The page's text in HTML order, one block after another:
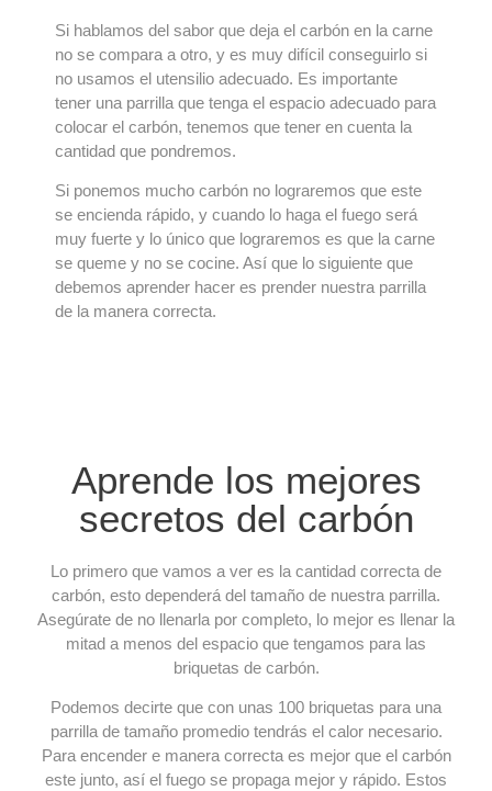
Si hablamos del sabor que deja el carbón en la carne
no se compara a otro, y es muy difícil conseguirlo si
no usamos el utensilio adecuado. Es importante
tener una parrilla que tenga el espacio adecuado para
colocar el carbón, tenemos que tener en cuenta la
cantidad que pondremos.
Si ponemos mucho carbón no lograremos que este
se encienda rápido, y cuando lo haga el fuego será
muy fuerte y lo único que lograremos es que la carne
se queme y no se cocine. Así que lo siguiente que
debemos aprender hacer es prender nuestra parrilla
de la manera correcta.
Aprende los mejores
secretos del carbón
Lo primero que vamos a ver es la cantidad correcta de
carbón, esto dependerá del tamaño de nuestra parrilla.
Asegúrate de no llenarla por completo, lo mejor es llenar la
mitad a menos del espacio que tengamos para las
briquetas de carbón.
Podemos decirte que con unas 100 briquetas para una
parrilla de tamaño promedio tendrás el calor necesario.
Para encender e manera correcta es mejor que el carbón
este junto, así el fuego se propaga mejor y rápido. Estos